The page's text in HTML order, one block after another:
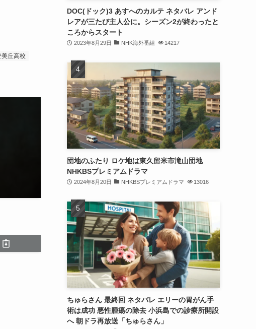
美丘高校
DOC(ドック)3 あすへのカルテ ネタバレ アンド
レアが三たび主人公に。シーズン2が終わったと
ころからスタート
2023年8月29日 NHK海外番組 14217
団地のふたり ロケ地は東久留米市滝山団地
NHKBSプレミアムドラマ
2024年8月20日 NHKBSプレミアムドラマ 13016
ちゅらさん 最終回 ネタバレ エリーの胃がん手
術は成功 悪性腫瘍の除去 小浜島での診療所開設
へ 朝ドラ再放送「ちゅらさん」